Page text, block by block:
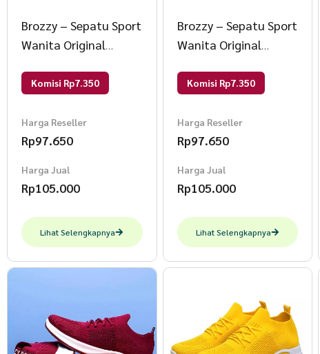
Brozzy – Sepatu Sport
Wanita Original
Rajut Olahraga 36
Komisi Rp7.350
Harga Reseller
Rp97.650
Harga Jual
Rp105.000
Lihat Selengkapnya
Brozzy – Sepatu Sport
Wanita Original
Rajut Olahraga 36
Komisi Rp7.350
Harga Reseller
Rp97.650
Harga Jual
Rp105.000
Lihat Selengkapnya